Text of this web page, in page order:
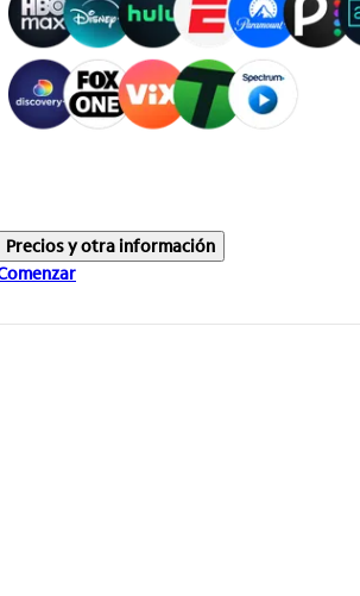
Precios y otra información